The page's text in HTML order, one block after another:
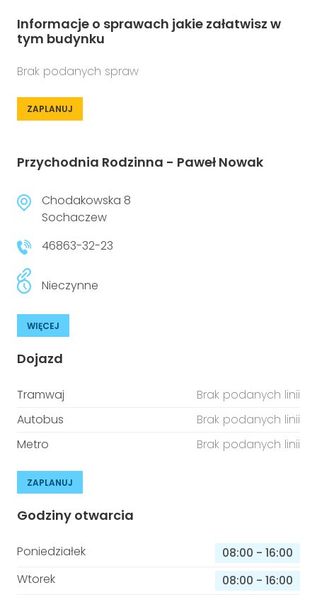
Informacje o sprawach jakie załatwisz w
tym budynku
Brak podanych spraw
ZAPLANUJ
Przychodnia Rodzinna - Paweł Nowak
Chodakowska 8
Sochaczew
46863-32-23
Nieczynne
WIĘCEJ
Dojazd
Tramwaj
Brak podanych linii
Autobus
Brak podanych linii
Metro
Brak podanych linii
ZAPLANUJ
Godziny otwarcia
Poniedziałek 08:00 - 16:00
Wtorek
08:00 - 16:00